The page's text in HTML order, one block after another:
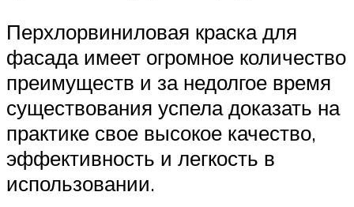
Перхлорвиниловая краска для
фасада имеет огромное количество
преимуществ и за недолгое время
существования успела доказать на
практике свое высокое качество,
эффективность и легкость в
использовании.